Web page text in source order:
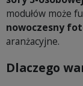
modułów może
nowoczesny
aranżacyjne.
Dlaczego